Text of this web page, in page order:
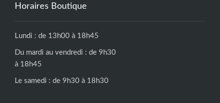
Horaires Boutique
Lundi : de 13h00 à 18h45
Du mardi au vendredi : de 9h30
à 18h45
Le samedi : de 9h30 à 18h30